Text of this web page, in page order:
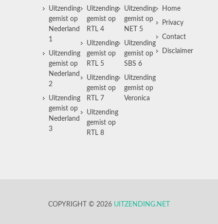
Uitzending
gemist op
Nederland
1
Uitzending
gemist op
Nederland
2
Uitzending
gemist op
Nederland
3
Uitzending
gemist op
RTL 4
Uitzending
gemist op
RTL 5
Uitzending
gemist op
RTL 7
Uitzending
gemist op
RTL 8
Uitzending
gemist op
NET 5
Uitzending
gemist op
SBS 6
Uitzending
gemist op
Veronica
Home
Privacy
Contact
Disclaimer
COPYRIGHT © 2026 UITZENDING.NET